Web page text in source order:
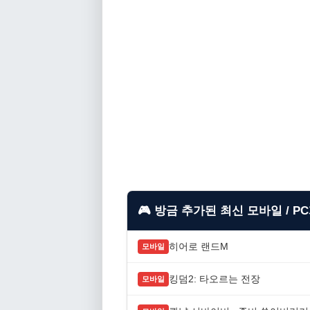
🎮 방금 추가된 최신 모바일 /
모바일 히어로 랜드M
모바일 킹덤2: 타오르는 전장